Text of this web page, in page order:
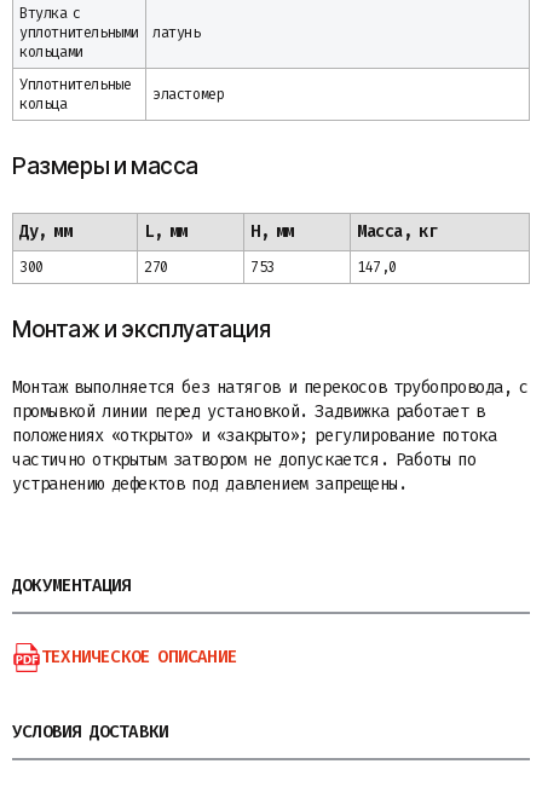
Втулка с
уплотнительными
кольцами
латунь
Уплотнительные
кольца
эластомер
Размеры и масса
Ду, мм L, мм H, мм Масса, кг
300 270 753 147,0
Монтаж и эксплуатация
Монтаж выполняется без натягов и перекосов трубопровода, с
промывкой линии перед установкой. Задвижка работает в
положениях «открыто» и «закрыто»; регулирование потока
частично открытым затвором не допускается. Работы по
устранению дефектов под давлением запрещены.
ДОКУМЕНТАЦИЯ
ТЕХНИЧЕСКОЕ ОПИСАНИЕ
УСЛОВИЯ ДОСТАВКИ